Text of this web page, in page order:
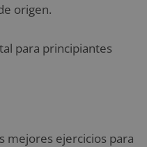
origen.
mejores ejercicios para